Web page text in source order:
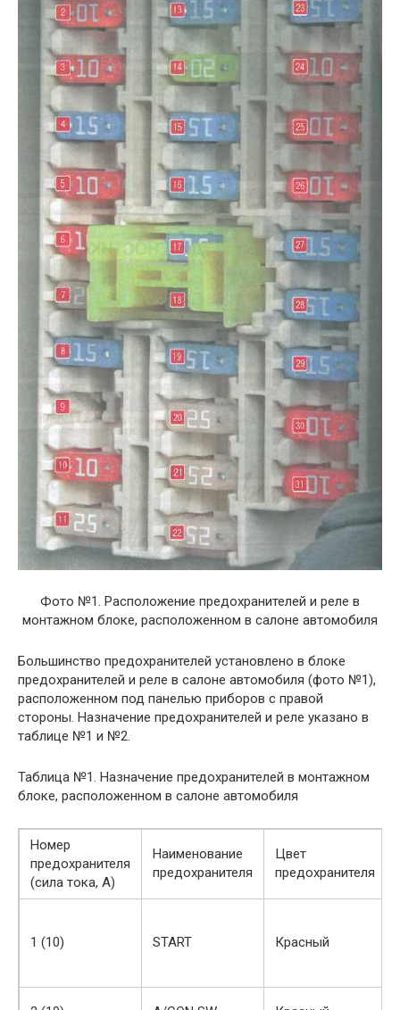
Фото №1. Расположение предохранителей и реле в
монтажном блоке, расположенном в салоне автомобиля
Большинство предохранителей установлено в блоке
предохранителей и реле в салоне автомобиля (фото №1),
расположенном под панелью приборов с правой
стороны. Назначение предохранителей и реле указано в
таблице №1 и №2.
Таблица №1. Назначение предохранителей в монтажном
блоке, расположенном в салоне автомобиля
Номер
предохранителя
(сила тока, А)
Наименование
предохранителя
Цвет
предохранителя
1 (10) START Красный